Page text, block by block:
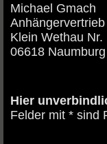
Michael Gmach
Klein Wethau Nr.
06618
Hier
Felder mit * sind